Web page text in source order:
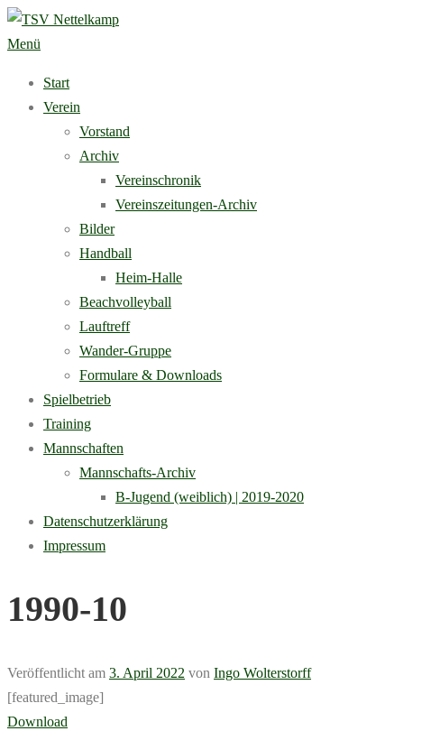
Zum
Inhalt
Menü
Start
Verein
Vorstand
Archiv
Vereinschronik
Vereinszeitungen-Archiv
Bilder
Handball
Heim-Halle
Beachvolleyball
Lauftreff
Wander-Gruppe
Formulare & Downloads
Spielbetrieb
Training
Mannschaften
Mannschafts-Archiv
B-Jugend (weiblich) | 2019-2020
Datenschutzerklärung
Impressum
1990-10
Veröffentlicht am 3. April 2022 von Ingo Wolterstorff
[featured_image]
Download